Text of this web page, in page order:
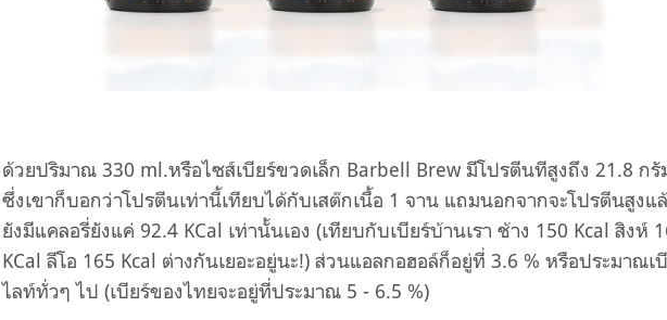
ด้วยปริมาณ 330 ml.หรือไซส์เบียร์ขวดเล็ก Barbell Brew มีโปรตีนทีสูงถึง 21.8 กรั
ซึ่งเขาก็บอกว่าโปรตีนเท่านี้เทียบได้กับเสต๊กเนื้อ 1 จาน แถมนอกจากจะโปรตีนสูงแ
ยังมีแคลอรี่ยังแค่ 92.4 KCal เท่านั้นเอง (เทียบกับเบียร์บ้านเรา ช้าง 150 Kcal สิงห์
KCal ลีโอ 165 Kcal ต่างกันเยอะอยู่นะ!) ส่วนแอลกอฮอล์ก็อยู่ที่ 3.6 % หรือประมาณเ
ไลท์ทั่วๆ ไป (เบียร์ของไทยจะอยู่ที่ประมาณ 5 - 6.5 %)